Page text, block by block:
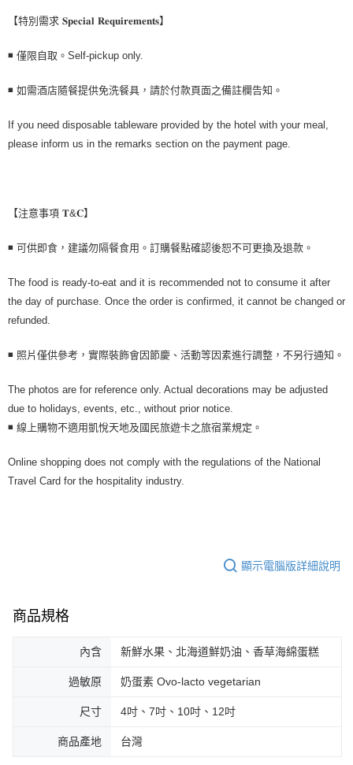
【特別需求 𝐒𝐩𝐞𝐜𝐢𝐚𝐥 𝐑𝐞𝐪𝐮𝐢𝐫𝐞𝐦𝐞𝐧𝐭𝐬】
◾ 僅限自取。Self-pickup only.
◾ 如需酒店隨餐提供免洗餐具，請於付款頁面之備註欄告知。
If you need disposable tableware provided by the hotel with your meal,
please inform us in the remarks section on the payment page.
【注意事項 𝐓&𝐂】
◾ 可供即食，建議勿隔餐食用。訂購餐點確認後恕不可更換及退款。
The food is ready-to-eat and it is recommended not to consume it after
the day of purchase. Once the order is confirmed, it cannot be changed or
refunded.
◾ 照片僅供參考，實際裝飾會因節慶、活動等因素進行調整，不另行通知。
The photos are for reference only. Actual decorations may be adjusted
due to holidays, events, etc., without prior notice.
◾ 線上購物不適用凱悅天地及國民旅遊卡之旅宿業規定。
Online shopping does not comply with the regulations of the National
Travel Card for the hospitality industry.
顯示電腦版詳細說明
商品規格
內含 新鮮水果、北海道鮮奶油、香草海綿蛋糕
過敏原 奶蛋素 Ovo-lacto vegetarian
尺寸 4吋、7吋、10吋、12吋
商品產地 台灣